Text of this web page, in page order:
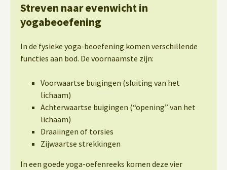
Streven naar evenwicht in
yogabeoefening
In de fysieke yoga-beoefening komen verschillende
functies aan bod. De voornaamste zijn:
Voorwaartse buigingen (sluiting van het
lichaam)
Achterwaartse buigingen (“opening” van het
lichaam)
Draaiingen of torsies
Zijwaartse strekkingen
In een goede yoga-oefenreeks komen deze vier